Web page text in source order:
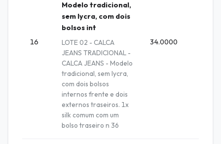
16
Modelo tradicional,
sem lycra, com dois
bolsos int
LOTE 02 - CALCA
JEANS TRADICIONAL -
CALCA JEANS - Modelo
tradicional, sem lycra,
com dois bolsos
internos frente e dois
externos traseiros. 1x
silk comum com um
bolso traseiro n 36
34.0000